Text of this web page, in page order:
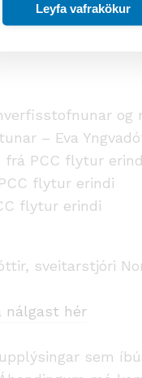
Leyfa vafrakökur
25. maí nk. kl.
– Eva
frá PCC flytur
flytur erindi
flytur erindi
sveitarstjóri
nálgast hér
sem